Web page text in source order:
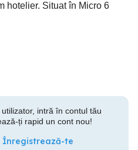
hotelier. Situat în Micro 6
intră în contul tău
ți rapid un cont nou!
te